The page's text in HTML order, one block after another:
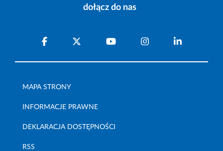
dołącz do nas
MAPA STRONY
INFORMACJE PRAWNE
DEKLARACJA DOSTĘPNOŚCI
RSS